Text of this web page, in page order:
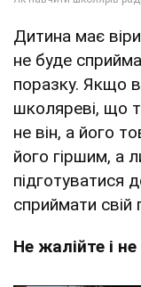
Дитина має
не буде
поразку. Якщо
школяреві, що
не він, а його
його гіршим, а
підготуватися
сприймати
Не жалійте і